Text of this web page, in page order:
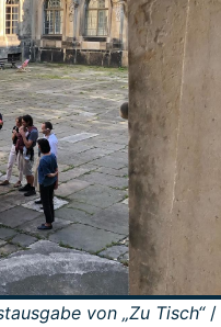
von „Zu Tisch“/